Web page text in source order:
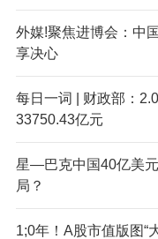
外媒!聚焦进博会：中
享决心
每日一词 | 财政部：
33750.43亿元
星—巴克中国40亿美
局？
1;0年！A股市值版图“